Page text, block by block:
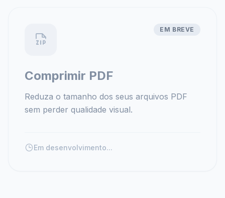
EM BREVE
Comprimir PDF
Reduza o tamanho dos seus arquivos PDF
sem perder qualidade visual.
Em desenvolvimento...